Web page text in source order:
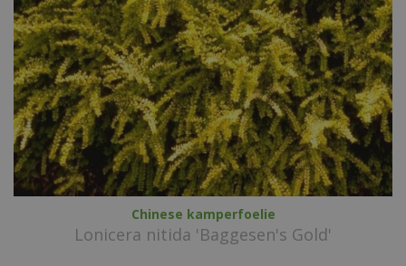
Chinese kamperfoelie
Lonicera nitida 'Baggesen's Gold'